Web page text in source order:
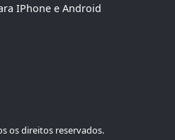
IPhone e Android
os direitos reservados.